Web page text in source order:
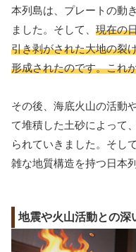
本列島は、プレートの動
ました。そして、 現在の
引き剥がされた大地の裂
形成されたのです。これ
その後、海底火山の活動
て堆積した土砂によって
られていきました。そし
雑な地質構造を持つ日本
地震や火山活動との深